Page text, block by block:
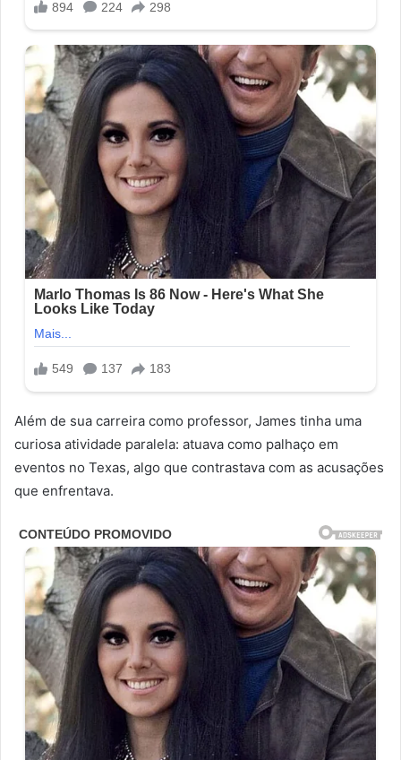
Além de sua carreira como professor, James tinha uma
curiosa atividade paralela: atuava como palhaço em
eventos no Texas, algo que contrastava com as acusações
que enfrentava.